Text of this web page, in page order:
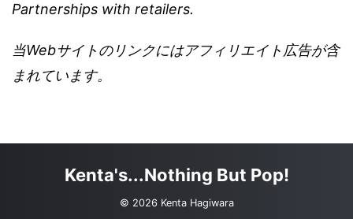
Partnerships with retailers.
当Webサイトのリンクにはアフィリエイト広告が含
まれています。
Kenta's...Nothing But Pop!
© 2026 Kenta Hagiwara